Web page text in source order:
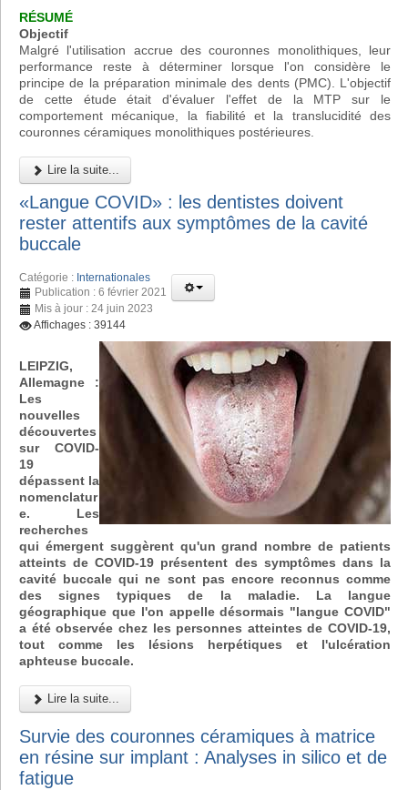
RÉSUMÉ
Objectif
Malgré l'utilisation accrue des couronnes monolithiques, leur
performance reste à déterminer lorsque l'on considère le
principe de la préparation minimale des dents (PMC). L'objectif
de cette étude était d'évaluer l'effet de la MTP sur le
comportement mécanique, la fiabilité et la translucidité des
couronnes céramiques monolithiques postérieures.
Lire la suite...
«Langue COVID» : les dentistes doivent
rester attentifs aux symptômes de la cavité
buccale
Catégorie : Internationales
Publication : 6 février 2021
Mis à jour : 24 juin 2023
Affichages : 39144
LEIPZIG,
Allemagne :
Les
nouvelles
découvertes
sur COVID-
19
dépassent la
nomenclatur
e. Les
recherches
qui émergent suggèrent qu'un grand nombre de patients
atteints de COVID-19 présentent des symptômes dans la
cavité buccale qui ne sont pas encore reconnus comme
des signes typiques de la maladie. La langue
géographique que l'on appelle désormais "langue COVID"
a été observée chez les personnes atteintes de COVID-19,
tout comme les lésions herpétiques et l'ulcération
aphteuse buccale.
Lire la suite...
Survie des couronnes céramiques à matrice
en résine sur implant : Analyses in silico et de
fatigue